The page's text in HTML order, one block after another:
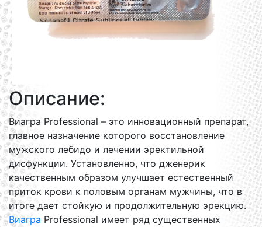
Описание:
Виагра Professional – это инновационный препарат,
главное назначение которого восстановление
мужского лебидо и лечении эректильной
дисфункции. Установленно, что дженерик
качественным образом улучшает естественный
приток крови к половым органам мужчины, что в
итоге дает стойкую и продолжительную эрекцию.
Виагра Professional имеет ряд существенных